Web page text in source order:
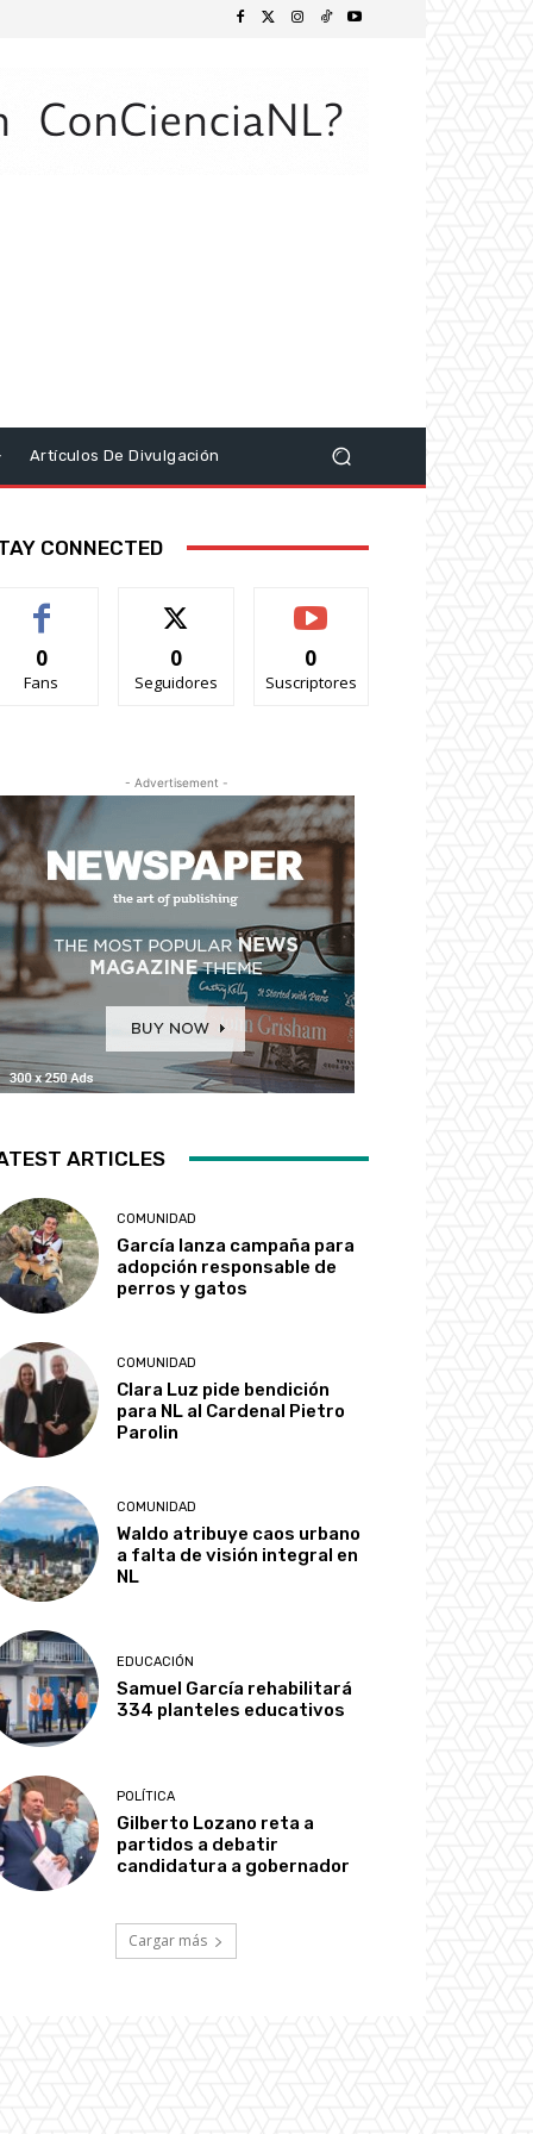
Artículos De Divulgación
CONNECTED
0
Fans
0
Seguidores
0
Suscriptores
- Advertisement -
ARTICLES
COMUNIDAD
García lanza campaña para
adopción responsable de
perros y gatos
COMUNIDAD
Clara Luz pide bendición
para NL al Cardenal Pietro
Parolin
COMUNIDAD
Waldo atribuye caos urbano
a falta de visión integral en
NL
EDUCACIÓN
Samuel García rehabilitará
334 planteles educativos
POLÍTICA
Gilberto Lozano reta a
partidos a debatir
candidatura a gobernador
Cargar más